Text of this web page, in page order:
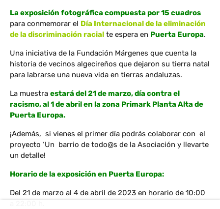
La exposición fotográfica compuesta por 15 cuadros
para conmemorar el Día Internacional de la eliminación
de la discriminación racial te espera en Puerta Europa.
Una iniciativa de la Fundación Márgenes que cuenta la
historia de vecinos algecireños que dejaron su tierra natal
para labrarse una nueva vida en tierras andaluzas.
La muestra estará del 21 de marzo, día contra el
racismo, al 1 de abril en la zona Primark Planta Alta de
Puerta Europa.
¡Además, si vienes el primer día podrás colaborar con el
proyecto ‘Un barrio de todo@s de la Asociación y llevarte
un detalle!
Horario de la exposición en Puerta Europa:
Del 21 de marzo al 4 de abril de 2023 en horario de 10:00